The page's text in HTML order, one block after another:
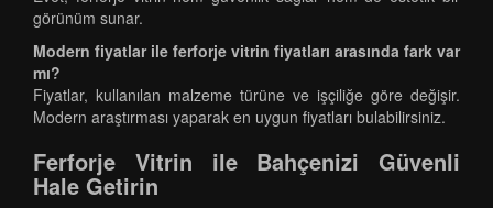
görünüm sunar.
Modern fiyatlar ile ferforje vitrin fiyatları arasında fark var
mı?
Fiyatlar, kullanılan malzeme türüne ve işçiliğe göre değişir.
Modern araştırması yaparak en uygun fiyatları bulabilirsiniz.
Ferforje Vitrin ile Bahçenizi Güvenli
Hale Getirin